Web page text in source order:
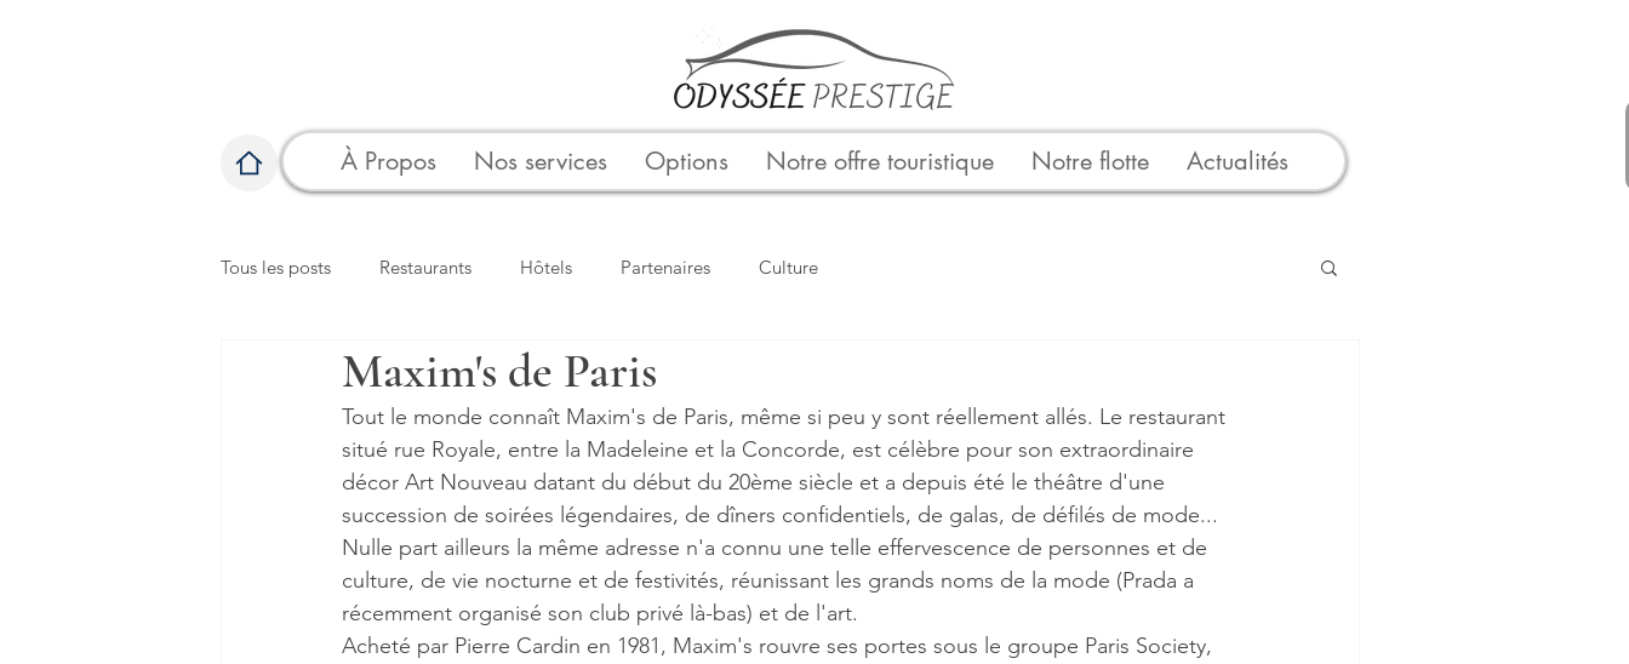
À Propos Nos services Options Notre offre touristique Notre flotte Actualités
Tous les posts Restaurants Hôtels Partenaires Culture
Maxim's de Paris
Tout le monde connaît Maxim's de Paris, même si peu y sont réellement allés. Le restaurant
situé rue Royale, entre la Madeleine et la Concorde, est célèbre pour son extraordinaire
décor Art Nouveau datant du début du 20ème siècle et a depuis été le théâtre d'une
succession de soirées légendaires, de dîners confidentiels, de galas, de défilés de mode...
Nulle part ailleurs la même adresse n'a connu une telle effervescence de personnes et de
culture, de vie nocturne et de festivités, réunissant les grands noms de la mode (Prada a
récemment organisé son club privé là-bas) et de l'art.
Acheté par Pierre Cardin en 1981, Maxim's rouvre ses portes sous le groupe Paris Society,